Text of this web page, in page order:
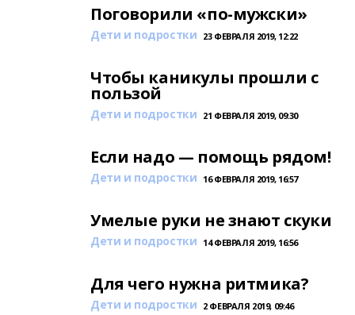
Поговорили «по-мужски»
Дети и подростки 23 ФЕВРАЛЯ 2019, 12:22
Чтобы каникулы прошли с
пользой
Дети и подростки 21 ФЕВРАЛЯ 2019, 09:30
Если надо — помощь рядом!
Дети и подростки 16 ФЕВРАЛЯ 2019, 16:57
Умелые руки не знают скуки
Дети и подростки 14 ФЕВРАЛЯ 2019, 16:56
Для чего нужна ритмика?
Дети и подростки 2 ФЕВРАЛЯ 2019, 09:46